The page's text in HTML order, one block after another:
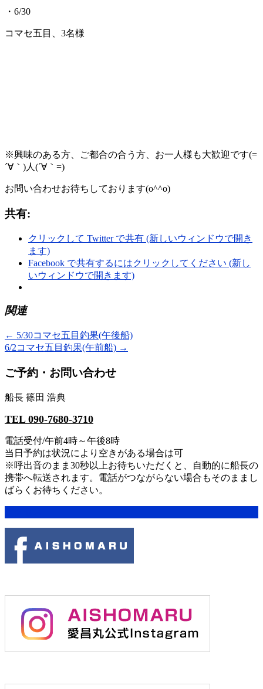
・6/30
コマセ五目、3名様
※興味のある方、ご都合の合う方、お一人様も大歓迎です(=
´∀｀)人(´∀｀=)
お問い合わせお待ちしております(o^^o)
共有:
クリックして Twitter で共有 (新しいウィンドウで開き
ます)
Facebook で共有するにはクリックしてください (新し
いウィンドウで開きます)
関連
← 5/30コマセ五目釣果(午後船)
6/2コマセ五目釣果(午前船) →
ご予約・お問い合わせ
船長 篠田 浩典
TEL 090-7680-3710
電話受付/午前4時～午後8時
当日予約は状況により空きがある場合は可
※呼出音のまま30秒以上お待ちいただくと、自動的に船長の
携帯へ転送されます。電話がつながらない場合もそのままし
ばらくお待ちください。